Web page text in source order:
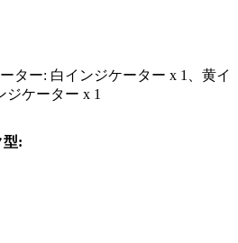
ター: 白インジケーター x 1、黄イ
ジケーター x 1
型: